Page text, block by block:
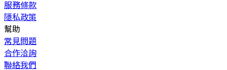
服務條款
隱私政策
幫助
常見問題
合作洽詢
聯絡我們